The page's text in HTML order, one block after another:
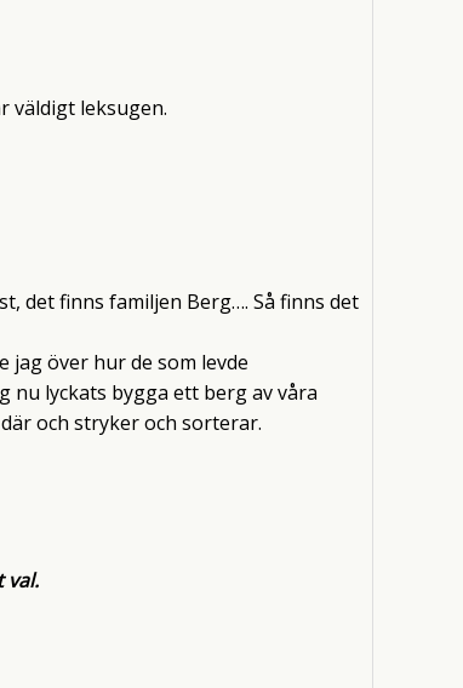
väldigt leksugen.
det finns familjen Berg…. Så finns det
jag över hur de som levde
nu lyckats bygga ett berg av våra
och stryker och sorterar.
val.